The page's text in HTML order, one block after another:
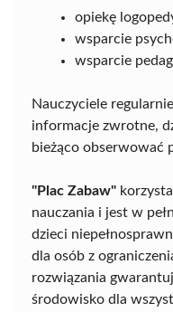
opiekę
wsparcie
wsparcie
Nauczyciele
informacje zwrotne,
bieżąco obserwować
"Plac Zabaw"
nauczania i jest w
dzieci
dla osób z
rozwiązania
środowisko dla